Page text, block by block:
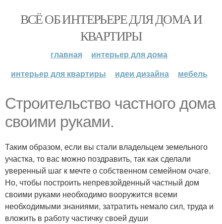
ВСЁ ОБ ИНТЕРЬЕРЕ ДЛЯ ДОМА И
КВАРТИРЫ
главная
интерьер для дома
интерьер для квартиры
идеи дизайна мебель
Строительство частного дома
своими руками.
Таким образом, если вы стали владельцем земельного
участка, то вас можно поздравить, так как сделали
уверенный шаг к мечте о собственном семейном очаге.
Но, чтобы построить непревзойденный частный дом
своими руками необходимо вооружится всеми
необходимыми знаниями, затратить немало сил, труда и
вложить в работу частичку своей души